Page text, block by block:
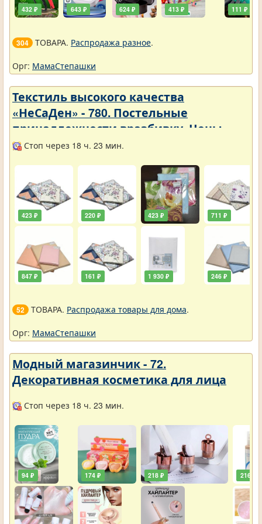
432 ₽ 643 ₽ 624 ₽ 413 ₽ 111 ₽
304 ТОВАРА. Распродажа разное.
Орг: МамаСтепашки
Текстиль высокого качества
«НеСаДен» - 780. Постельные
принадлежности вразбивку. Цены
упали
Стоп через 18 ч. 23 мин.
423 ₽
847 ₽
220 ₽
161 ₽
423 ₽
1 930 ₽
711 ₽
246 ₽
52 ТОВАРА. Распродажа товары для дома.
Орг: МамаСтепашки
Модный магазинчик - 72.
Декоративная косметика для лица
Стоп через 18 ч. 23 мин.
94 ₽ 174 ₽ 218 ₽ 216 ₽